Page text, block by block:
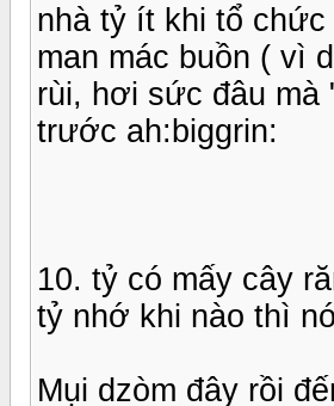
nhà tỷ ít khi tổ
man mác buồn ( vì
rùi, hơi sức đâu mà
trước ah:biggrin:
10. tỷ có mấy cây
tỷ nhớ khi nào thì
Mụi dzòm đây rồi